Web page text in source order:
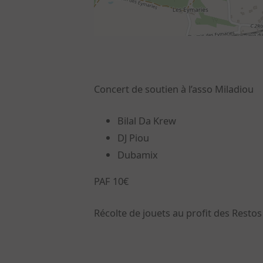
Concert de soutien à l’asso Miladiou
Bilal Da Krew
DJ Piou
Dubamix
PAF 10€
Récolte de jouets au profit des